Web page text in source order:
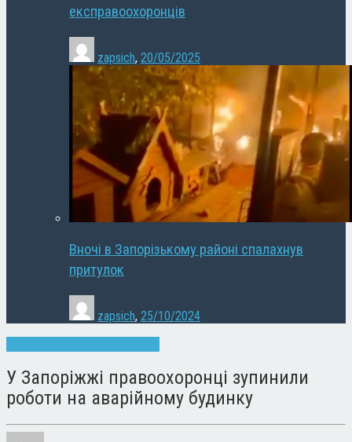
експравоохоронців
zapsich, 20/05/2025
Вночі в Запорізькому районі спалахнув
притулок
zapsich, 25/10/2024
У Запоріжжі правоохоронці зупинили
роботи на аварійному будинку